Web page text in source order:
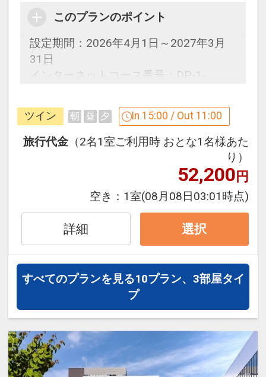
ースを設置）
「3点分離」浴室は浴槽外で身体を洗え
るスペースを完備
●スタイリューション製ポケットコイル
枕
●非接触型カードキーシステム＆自動チ
ェックイン精算機システム
●全室Wi－Fi接続追加代金不要・有線
能）あり
ミラーリング、キャスト機能、動画配信
TVer・DAZN・Disney＋
・NETFLIX・Lemino・prime Video・U－
※動画配信サービスはご自身のアカウン
トが必要なチャンネルも御座います。
ホテル案内
このプランのポイント
設定期間：2026年4月1日～2027年3月
31日
インターネットコース番号：DP-1-
ツイン 朝 昼 夕 In 15:00 / Out 11:00
旅行代金 （2名1室ご利用時 おとな1名様あた
り）
52,200円
空き： 1室(08月08日03:01時点)
詳細 選択
すべてのプランを見る10プラン、3部屋タイ
プ